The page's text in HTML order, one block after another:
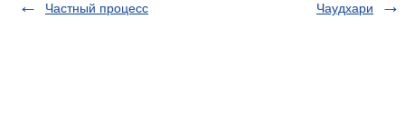
Частный процесс
Чаудхари